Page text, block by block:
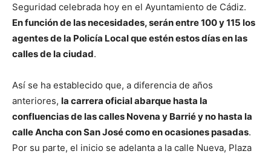
Seguridad celebrada hoy en el Ayuntamiento de Cádiz.
En función de las necesidades, serán entre 100 y 115 los
agentes de la Policía Local que estén estos días en las
calles de la ciudad.
Así se ha establecido que, a diferencia de años
anteriores, la carrera oficial abarque hasta la
confluencias de las calles Novena y Barrié y no hasta la
calle Ancha con San José como en ocasiones pasadas.
Por su parte, el inicio se adelanta a la calle Nueva, Plaza